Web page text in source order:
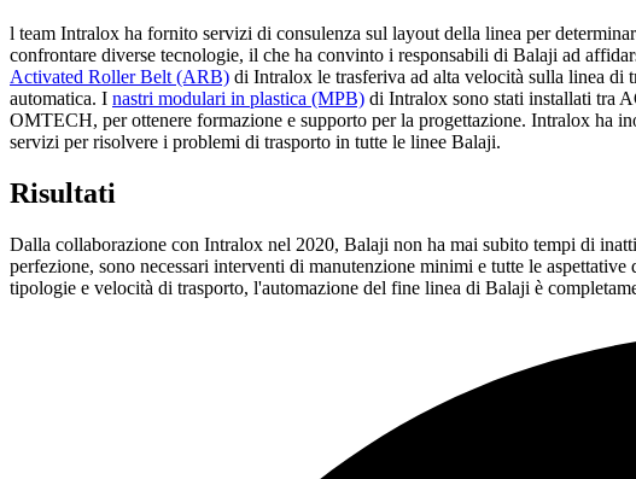
l team Intralox ha fornito servizi di consulenza sul layout della linea per
confrontare diverse tecnologie, il che ha convinto i responsabili di Balaji ad
Activated Roller Belt (ARB) di Intralox le trasferiva ad alta velocità sulla linea di
automatica. I nastri modulari in plastica (MPB) di Intralox sono stati installati tra
OMTECH, per ottenere formazione e supporto per la progettazione. Intralox ha
servizi per risolvere i problemi di trasporto in tutte le linee Balaji.
Risultati
Dalla collaborazione con Intralox nel 2020, Balaji non ha mai subito tempi di
perfezione, sono necessari interventi di manutenzione minimi e tutte le
tipologie e velocità di trasporto, l'automazione del fine linea di Balaji è